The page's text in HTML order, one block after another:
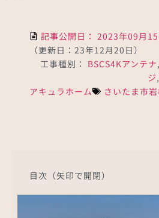
記事公開日： 2023年09月15
（更新日：23年12月20日）
工事種別： BSCS4Kアンテナ,
ジ,
アキュラホーム
さいたま市
目次（矢印で開閉）